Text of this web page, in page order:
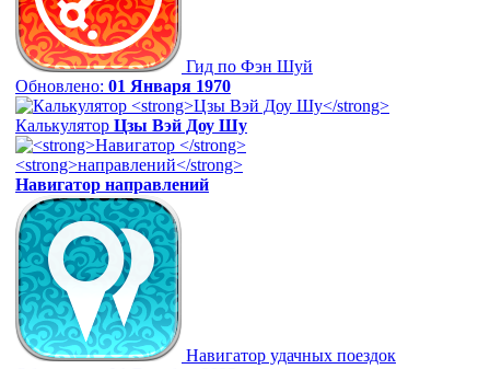
Гид по Фэн Шуй
Обновлено: 01 Января 1970
Калькулятор Цзы Вэй Доу Шу
Навигатор направлений
Навигатор удачных поездок